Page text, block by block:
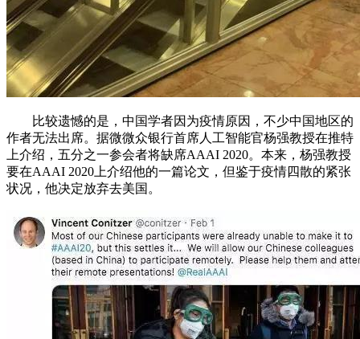
比较遗憾的是，中国学者因为疫情原因，不少中国地区的
作者无法出席。据微微众银行首席人工智能官杨强教授在推特
上介绍，五分之一参会者将缺席AAAI 2020。本来，杨强教授
要在AAAI 2020上介绍他的一篇论文，但鉴于疫情四散的紧张
状况，他决定放弃去美国。